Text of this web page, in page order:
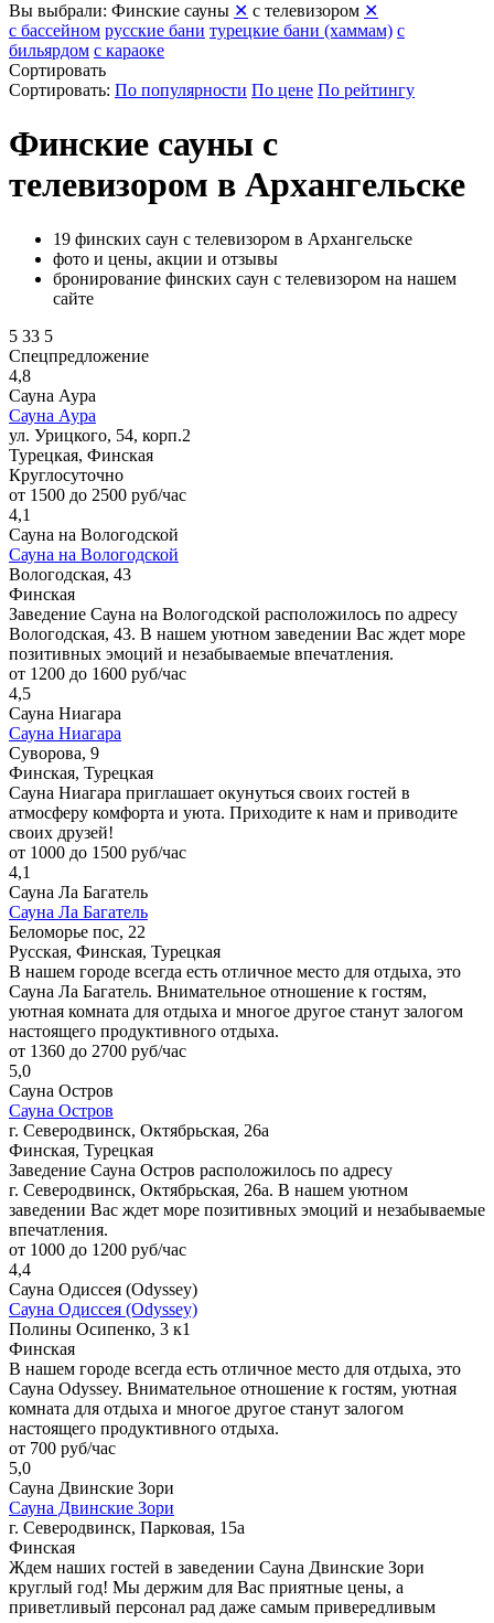
Вы выбрали: Финские сауны ✕ с телевизором ✕
с бассейном русские бани турецкие бани (хаммам) с
бильярдом с караоке
Сортировать
Сортировать: По популярности По цене По рейтингу
Финские сауны с
телевизором в Архангельске
19 финских саун с телевизором в Архангельске
фото и цены, акции и отзывы
бронирование финских саун с телевизором на нашем
сайте
5 33 5
Спецпредложение
4,8
Сауна Аура
Сауна Аура
ул. Урицкого, 54, корп.2
Турецкая, Финская
Круглосуточно
от 1500 до 2500 руб/час
4,1
Сауна на Вологодской
Сауна на Вологодской
Вологодская, 43
Финская
Заведение Сауна на Вологодской расположилось по адресу
Вологодская, 43. В нашем уютном заведении Вас ждет море
позитивных эмоций и незабываемые впечатления.
от 1200 до 1600 руб/час
4,5
Сауна Ниагара
Сауна Ниагара
Суворова, 9
Финская, Турецкая
Сауна Ниагара приглашает окунуться своих гостей в
атмосферу комфорта и уюта. Приходите к нам и приводите
своих друзей!
от 1000 до 1500 руб/час
4,1
Сауна Ла Багатель
Сауна Ла Багатель
Беломорье пос, 22
Русская, Финская, Турецкая
В нашем городе всегда есть отличное место для отдыха, это
Сауна Ла Багатель. Внимательное отношение к гостям,
уютная комната для отдыха и многое другое станут залогом
настоящего продуктивного отдыха.
от 1360 до 2700 руб/час
5,0
Сауна Остров
Сауна Остров
г. Северодвинск, Октябрьская, 26а
Финская, Турецкая
Заведение Сауна Остров расположилось по адресу
г. Северодвинск, Октябрьская, 26а. В нашем уютном
заведении Вас ждет море позитивных эмоций и незабываемые
впечатления.
от 1000 до 1200 руб/час
4,4
Сауна Одиссея (Odyssey)
Сауна Одиссея (Odyssey)
Полины Осипенко, 3 к1
Финская
В нашем городе всегда есть отличное место для отдыха, это
Сауна Odyssey. Внимательное отношение к гостям, уютная
комната для отдыха и многое другое станут залогом
настоящего продуктивного отдыха.
от 700 руб/час
5,0
Сауна Двинские Зори
Сауна Двинские Зори
г. Северодвинск, Парковая, 15а
Финская
Ждем наших гостей в заведении Сауна Двинские Зори
круглый год! Мы держим для Вас приятные цены, а
приветливый персонал рад даже самым привередливым